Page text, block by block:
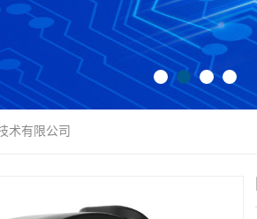
术有限公司